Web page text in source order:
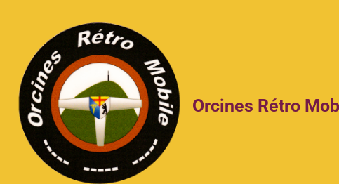
Orcines Rétro